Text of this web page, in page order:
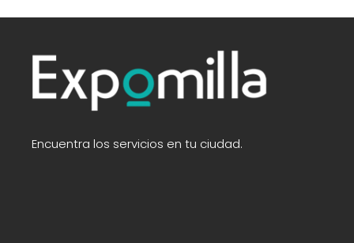
Encuentra los servicios en tu ciudad.